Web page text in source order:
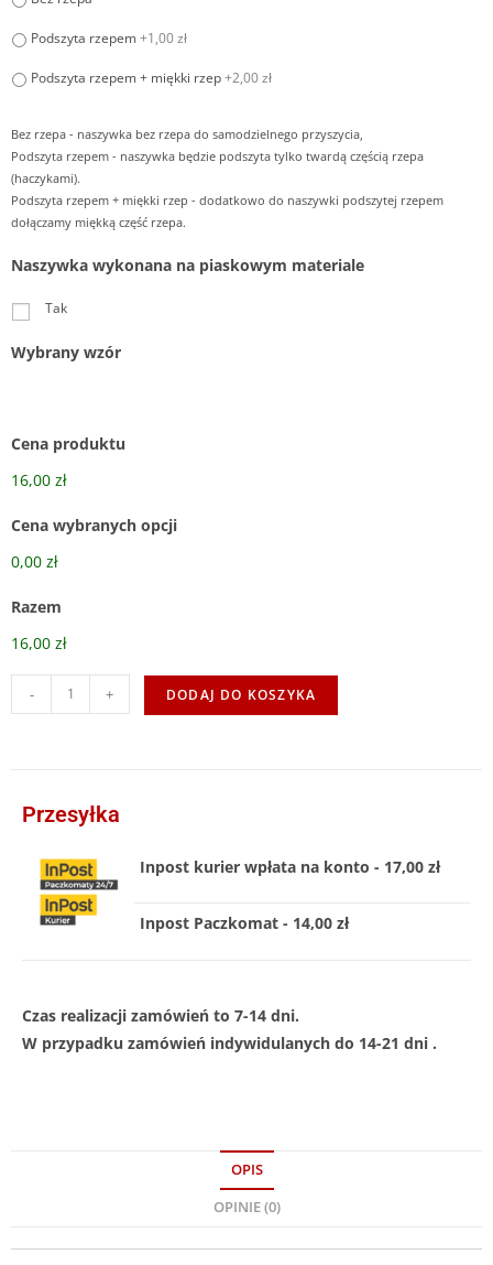
Podszyta rzepem+1,00 zł
Podszyta rzepem + miękki rzep+2,00 zł
Bez rzepa - naszywka bez rzepa do samodzielnego przyszycia,
Podszyta rzepem - naszywka będzie podszyta tylko twardą częścią rzepa
(haczykami).
Podszyta rzepem + miękki rzep - dodatkowo do naszywki podszytej rzepem
dołączamy miękką część rzepa.
Naszywka wykonana na piaskowym materiale
Tak
Wybrany wzór
Cena produktu
16,00 zł
Cena wybranych opcji
0,00 zł
Razem
16,00 zł
- + DODAJ DO KOSZYKA
Przesyłka
Inpost kurier wpłata na konto - 17,00 zł
Inpost Paczkomat - 14,00 zł
Czas realizacji zamówień to 7-14 dni.
W przypadku zamówień indywidulanych do 14-21 dni .
OPIS
OPINIE (0)